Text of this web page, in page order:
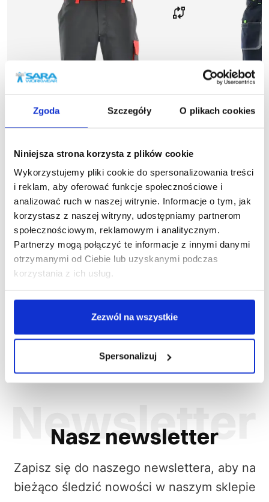
Zgoda Szczegóły O plikach cookies
Niniejsza strona korzysta z plików cookie
Wykorzystujemy pliki cookie do spersonalizowania treści
i reklam, aby oferować funkcje społecznościowe i
analizować ruch w naszej witrynie. Informacje o tym, jak
korzystasz z naszej witryny, udostępniamy partnerom
społecznościowym, reklamowym i analitycznym.
Partnerzy mogą połączyć te informacje z innymi danymi
otrzymanymi od Ciebie lub uzyskanymi podczas
korzystania z ich usług.
Zezwól na wszystkie
Spersonalizuj
Wyprzedaż
1-05-210
Spodnie do pasa SKIPER
33,77 zł brutto
Najniższa cena w okresie
-48%
Wyprzedaż
Spodnie
Cena
Nasz newsletter
Zapisz się do naszego newslettera, aby na
bieżąco śledzić nowości w naszym sklepie